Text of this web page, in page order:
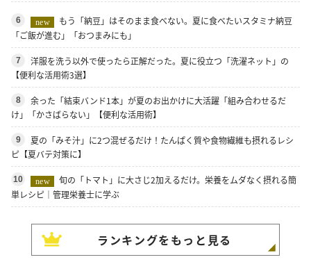
6 new
もう「納豆」はそのまま食べない。夏に食べたいスタミナ納豆
「ご飯が進む」「おつまみにも」
7
洋服を洗う以外で使ったら正解だった。夏に役立つ「洗濯ネット」の
【便利な活用術3選】
8
余った「結束バンド1本」が夏のお出かけに大活躍「組み合わせるだ
け」「かさばらない」【便利な活用術】
9
夏の「みそ汁」に2つ混ぜるだけ！たんぱく質や食物繊維も摂れるレシ
ピ【夏バテ対策に】
10 new
旬の「トマト」に大さじ2加えるだけ。栄養をムダなく摂れる簡
単レシピ｜管理栄養士に学ぶ
ランキングをもっと見る